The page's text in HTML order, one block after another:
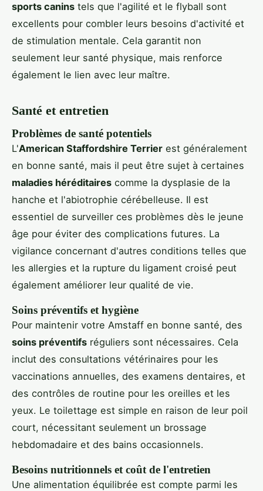
sports canins tels que l'agilité et le flyball sont
excellents pour combler leurs besoins d'activité et
de stimulation mentale. Cela garantit non
seulement leur santé physique, mais renforce
également le lien avec leur maître.
Santé et entretien
Problèmes de santé potentiels
L'American Staffordshire Terrier est généralement
en bonne santé, mais il peut être sujet à certaines
maladies héréditaires comme la dysplasie de la
hanche et l'abiotrophie cérébelleuse. Il est
essentiel de surveiller ces problèmes dès le jeune
âge pour éviter des complications futures. La
vigilance concernant d'autres conditions telles que
les allergies et la rupture du ligament croisé peut
également améliorer leur qualité de vie.
Soins préventifs et hygiène
Pour maintenir votre Amstaff en bonne santé, des
soins préventifs réguliers sont nécessaires. Cela
inclut des consultations vétérinaires pour les
vaccinations annuelles, des examens dentaires, et
des contrôles de routine pour les oreilles et les
yeux. Le toilettage est simple en raison de leur poil
court, nécessitant seulement un brossage
hebdomadaire et des bains occasionnels.
Besoins nutritionnels et coût de l'entretien
Une alimentation équilibrée est compte parmi les